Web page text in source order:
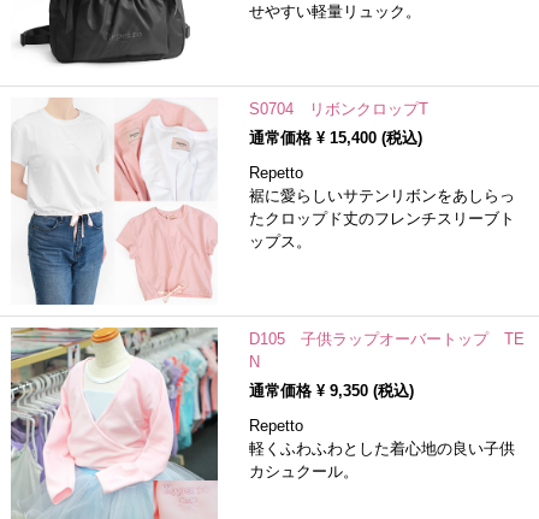
せやすい軽量リュック。
S0704 リボンクロップT
通常価格 ¥ 15,400(税込)
Repetto
裾に愛らしいサテンリボンをあしらっ
たクロップド丈のフレンチスリーブト
ップス。
D105 子供ラップオーバートップ TE
N
通常価格 ¥ 9,350(税込)
Repetto
軽くふわふわとした着心地の良い子供
カシュクール。